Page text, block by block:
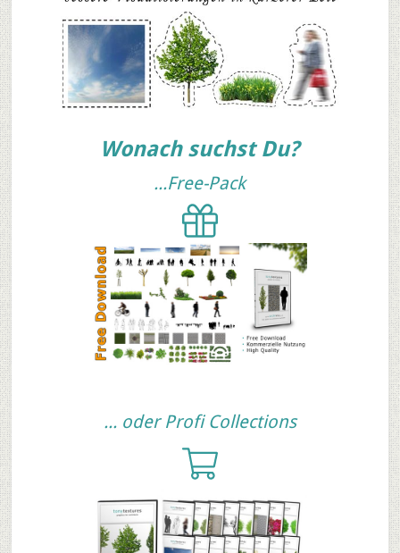
Wonach suchst Du?
...Free-Pack
... oder Profi Collections